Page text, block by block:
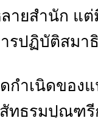
ายสำนัก แ
รปฏิบัติสมาธิ
กำเนิดของ
ทธรมปุณฑรี